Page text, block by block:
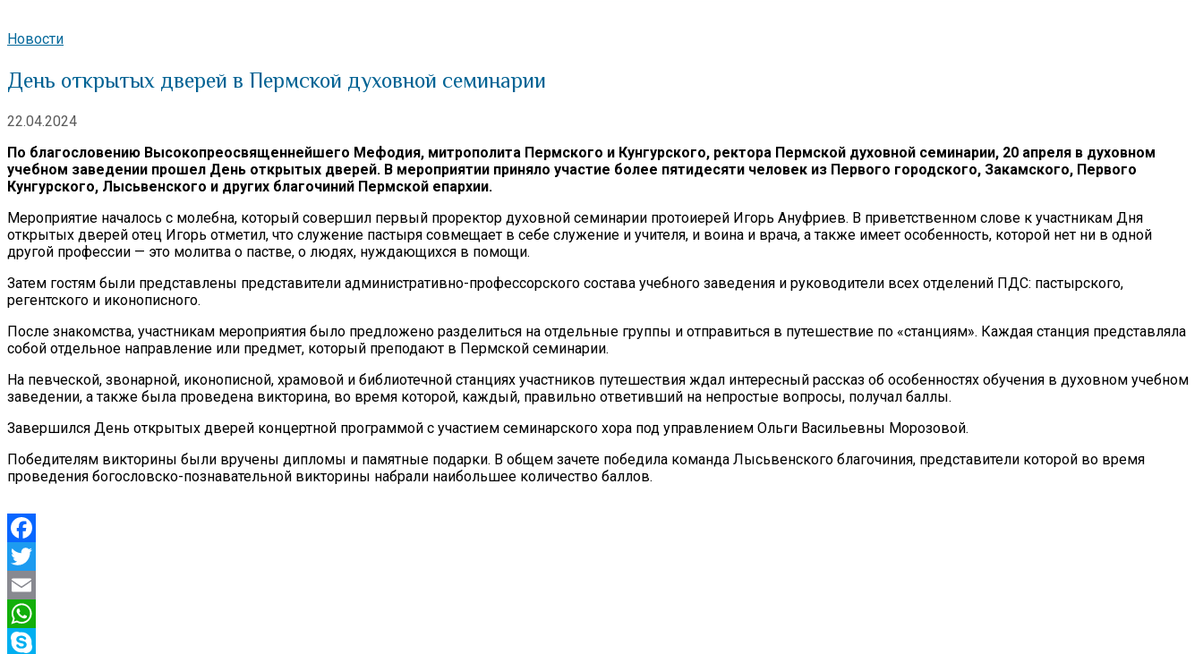
Новости
День открытых дверей в Пермской духовной семинарии
22.04.2024
По благословению Высокопреосвященнейшего Мефодия, митрополита Пермского и Кунгурского, ректора Пермской духовной семинарии, 20 апреля в духовном
учебном заведении прошел День открытых дверей. В мероприятии приняло участие более пятидесяти человек из Первого городского, Закамского, Первого
Кунгурского, Лысьвенского и других благочиний Пермской епархии.
Мероприятие началось с молебна, который совершил первый проректор духовной семинарии протоиерей Игорь Ануфриев. В приветственном слове к участникам Дня
открытых дверей отец Игорь отметил, что служение пастыря совмещает в себе служение и учителя, и воина и врача, а также имеет особенность, которой нет ни в одной
другой профессии — это молитва о пастве, о людях, нуждающихся в помощи.
Затем гостям были представлены представители административно-профессорского состава учебного заведения и руководители всех отделений ПДС: пастырского,
регентского и иконописного.
После знакомства, участникам мероприятия было предложено разделиться на отдельные группы и отправиться в путешествие по «станциям». Каждая станция представляла
собой отдельное направление или предмет, который преподают в Пермской семинарии.
На певческой, звонарной, иконописной, храмовой и библиотечной станциях участников путешествия ждал интересный рассказ об особенностях обучения в духовном учебном
заведении, а также была проведена викторина, во время которой, каждый, правильно ответивший на непростые вопросы, получал баллы.
Завершился День открытых дверей концертной программой с участием семинарского хора под управлением Ольги Васильевны Морозовой.
Победителям викторины были вручены дипломы и памятные подарки. В общем зачете победила команда Лысьвенского благочиния, представители которой во время
проведения богословско-познавательной викторины набрали наибольшее количество баллов.
Facebook
Twitter
Email
WhatsApp